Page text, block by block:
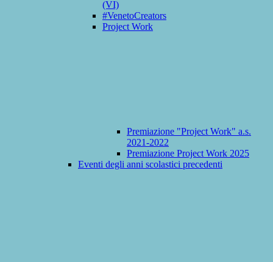
(VI)
#VenetoCreators
Project Work
Premiazione "Project Work" a.s.
2021-2022
Premiazione Project Work 2025
Eventi degli anni scolastici precedenti